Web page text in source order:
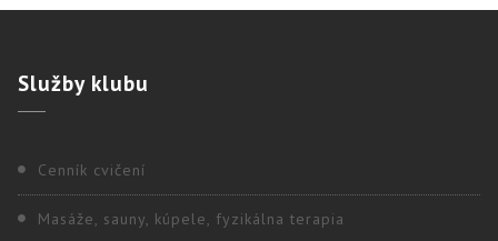
Službyklubu
Cenník cvičení
Masáže, sauny, kúpele, fyzikálna terapia